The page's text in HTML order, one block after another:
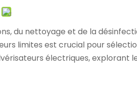
du nettoyage et de la
limites est crucial pour
électriques, explorant